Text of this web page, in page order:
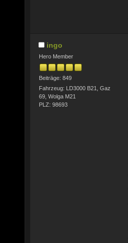
ingo
Hero Member
Beiträge: 849
Fahrzeug: LD3000 B21, Gaz
69, Wolga M21
PLZ: 98693